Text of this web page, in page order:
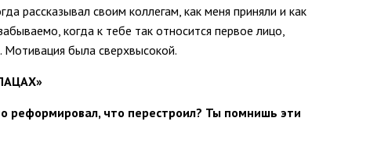
рассказывал своим коллегам, как меня приняли и как
когда к тебе так относится первое лицо,
Мотивация была сверхвысокой.
что перестроил? Ты помнишь эти